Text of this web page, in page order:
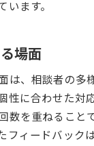
ます。
場面
は、相談者の
に合わせた対
数を重ねるこ
フィードバック